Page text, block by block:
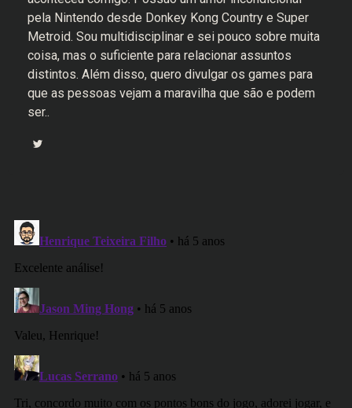
pela Nintendo desde Donkey Kong Country e Super
Metroid. Sou multidisciplinar e sei pouco sobre muita
coisa, mas o suficiente para relacionar assuntos
distintos. Além disso, quero divulgar os games para
que as pessoas vejam a maravilha que são e podem
ser..